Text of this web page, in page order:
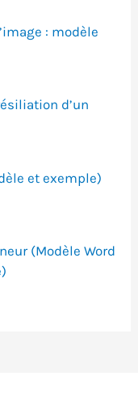
: modèle
d’un
et exemple)
(Modèle Word